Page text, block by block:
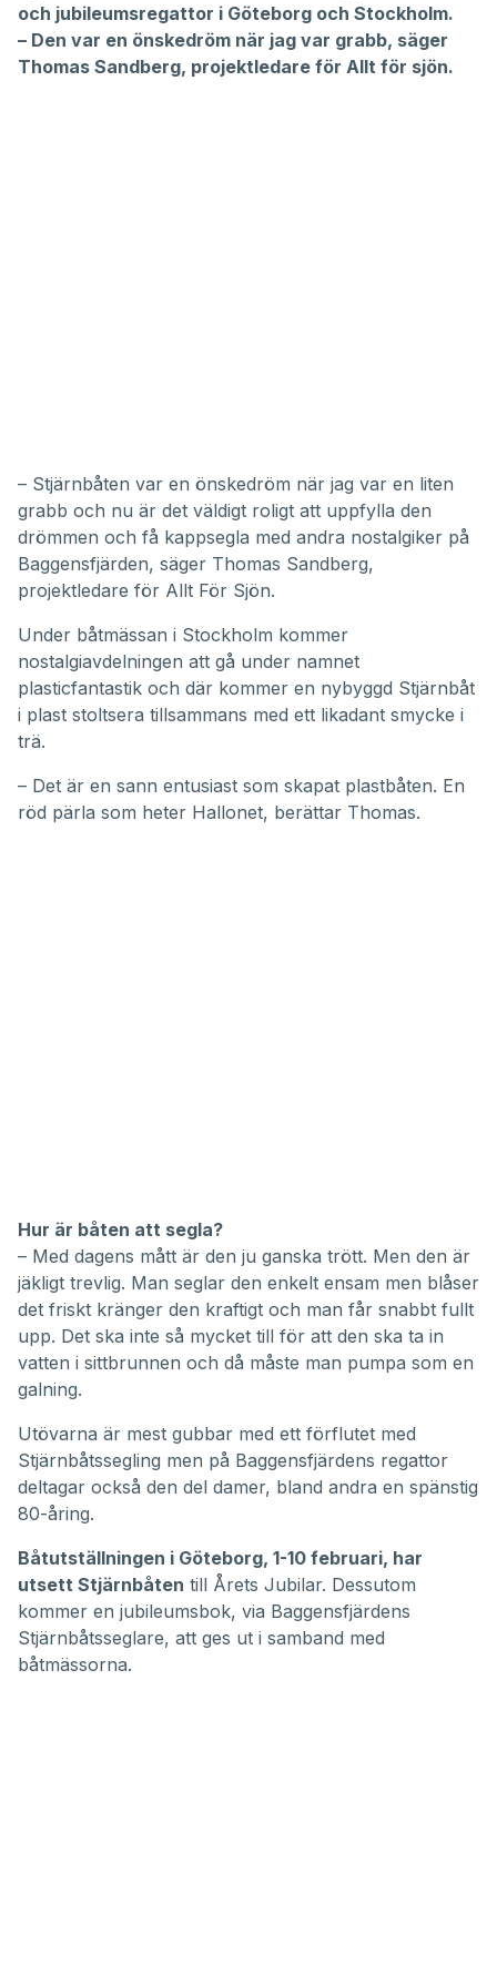
och jubileumsregattor i Göteborg och Stockholm.
– Den var en önskedröm när jag var grabb, säger
Thomas Sandberg, projektledare för Allt för sjön.
– Stjärnbåten var en önskedröm när jag var en liten
grabb och nu är det väldigt roligt att uppfylla den
drömmen och få kappsegla med andra nostalgiker på
Baggensfjärden, säger Thomas Sandberg,
projektledare för Allt För Sjön.
Under båtmässan i Stockholm kommer
nostalgiavdelningen att gå under namnet
plasticfantastik och där kommer en nybyggd Stjärnbåt
i plast stoltsera tillsammans med ett likadant smycke i
trä.
– Det är en sann entusiast som skapat plastbåten. En
röd pärla som heter Hallonet, berättar Thomas.
Hur är båten att segla?
– Med dagens mått är den ju ganska trött. Men den är
jäkligt trevlig. Man seglar den enkelt ensam men blåser
det friskt kränger den kraftigt och man får snabbt fullt
upp. Det ska inte så mycket till för att den ska ta in
vatten i sittbrunnen och då måste man pumpa som en
galning.
Utövarna är mest gubbar med ett förflutet med
Stjärnbåtssegling men på Baggensfjärdens regattor
deltagar också den del damer, bland andra en spänstig
80-åring.
Båtutställningen i Göteborg, 1-10 februari, har
utsett Stjärnbåten till Årets Jubilar. Dessutom
kommer en jubileumsbok, via Baggensfjärdens
Stjärnbåtsseglare, att ges ut i samband med
båtmässorna.